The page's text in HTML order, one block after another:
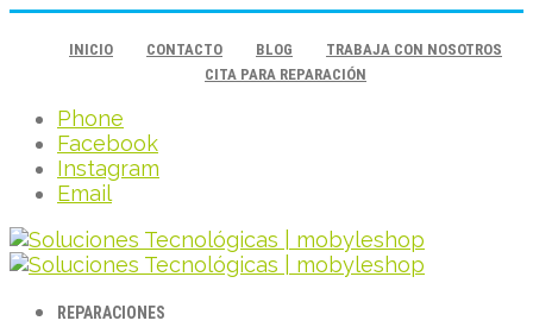
INICIO CONTACTO BLOG
TRABAJA CON NOSOTROS
CITA PARA REPARACIÓN
Phone
Facebook
Instagram
Email
REPARACIONES